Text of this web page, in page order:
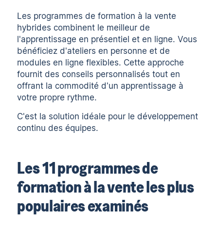
Les programmes de formation à la vente
hybrides combinent le meilleur de
l'apprentissage en présentiel et en ligne. Vous
bénéficiez d'ateliers en personne et de
modules en ligne flexibles. Cette approche
fournit des conseils personnalisés tout en
offrant la commodité d'un apprentissage à
votre propre rythme.
C'est la solution idéale pour le développement
continu des équipes.
Les 11 programmes de
formation à la vente les plus
populaires examinés